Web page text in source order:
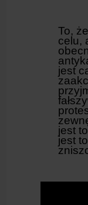
To,
celu,
jest
jest
jest